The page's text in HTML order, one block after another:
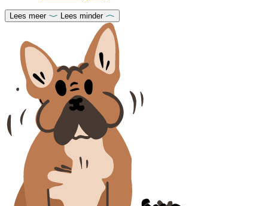
Lees meer Lees minder